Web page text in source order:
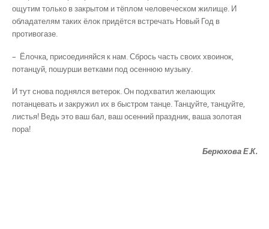
ощутим только в закрытом и тёплом человеческом жилище. И
обладателям таких ёлок придётся встречать Новый Год в
противогазе.
– Ёлочка, присоединяйся к нам. Сбрось часть своих хвоинок,
потанцуй, пошурши ветками под осеннюю музыку.
И тут снова поднялся ветерок. Он подхватил желающих
потанцевать и закружил их в быстром танце. Танцуйте, танцуйте,
листья! Ведь это ваш бал, ваш осенний праздник, ваша золотая
пора!
Берюхова Е.К.